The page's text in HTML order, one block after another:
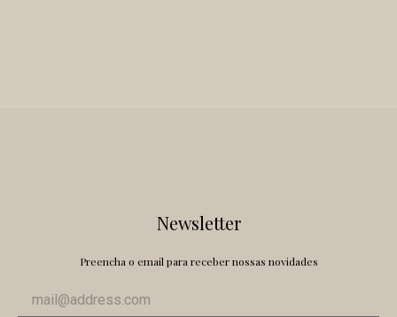
Newsletter
Preencha o email para receber nossas novidades